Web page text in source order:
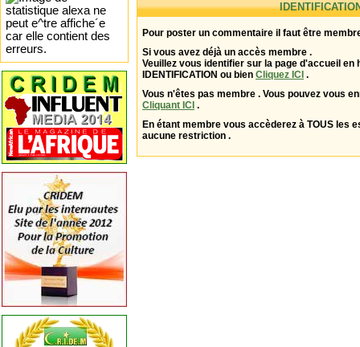
Pour poster un commentaire il faut être
Si vous avez déjà un accès membre .
Veuillez vous identifier sur la page d'accueil en
IDENTIFICATION ou bien Cliquez ICI .
Vous n'êtes pas membre . Vous pouvez vous
Cliquant ICI .
En étant membre vous accèderez à TOUS les
aucune restriction .